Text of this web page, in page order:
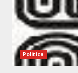
Politica